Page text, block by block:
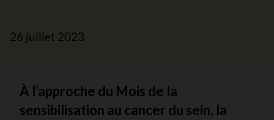
26 juillet 2023
À l’approche du Mois de la
sensibilisation au cancer du sein, la